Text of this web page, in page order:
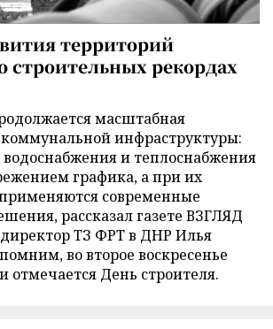
территорий
строительных рекордах
масштабная
инфраструктуры:
и теплоснабжения
графика, а при их
применяются современные
рассказал газете ВЗГЛЯД
ТЗ ФРТ в ДНР Илья
во второе воскресенье
отмечается День строителя.